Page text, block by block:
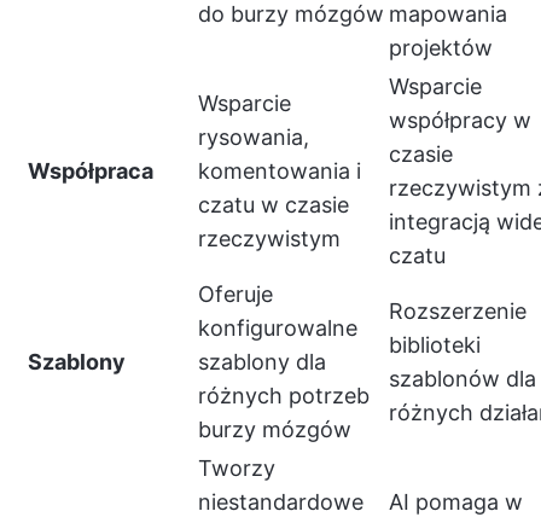
do burzy mózgów mapowania
projektów
Współpraca
Wsparcie
rysowania,
komentowania i
czatu w czasie
rzeczywistym
Wsparcie
współpracy w
czasie
rzeczywistym
integracją
czatu
Szablony
Oferuje
konfigurowalne
szablony dla
różnych potrzeb
burzy mózgów
Rozszerzenie
biblioteki
szablonów dla
różnych
Tworzy
niestandardowe
AI pomaga w